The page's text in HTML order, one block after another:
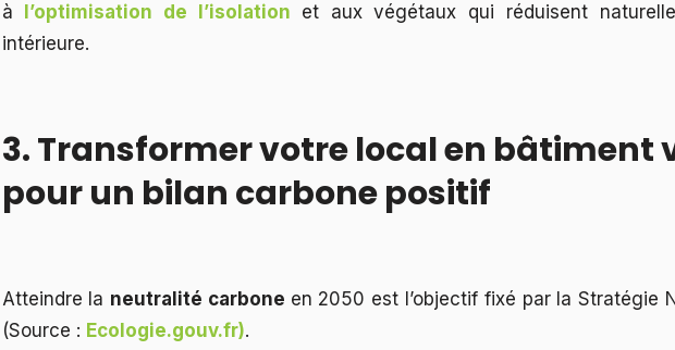
à
l’optimisation de l’isolation et aux végétaux qui réduisent
intérieure.
3. Transformer votre local en bâtiment
pour un bilan carbone positif
Atteindre la neutralité carbone en 2050 est l’objectif fixé par la Stratégie
(Source : Ecologie.gouv.fr).